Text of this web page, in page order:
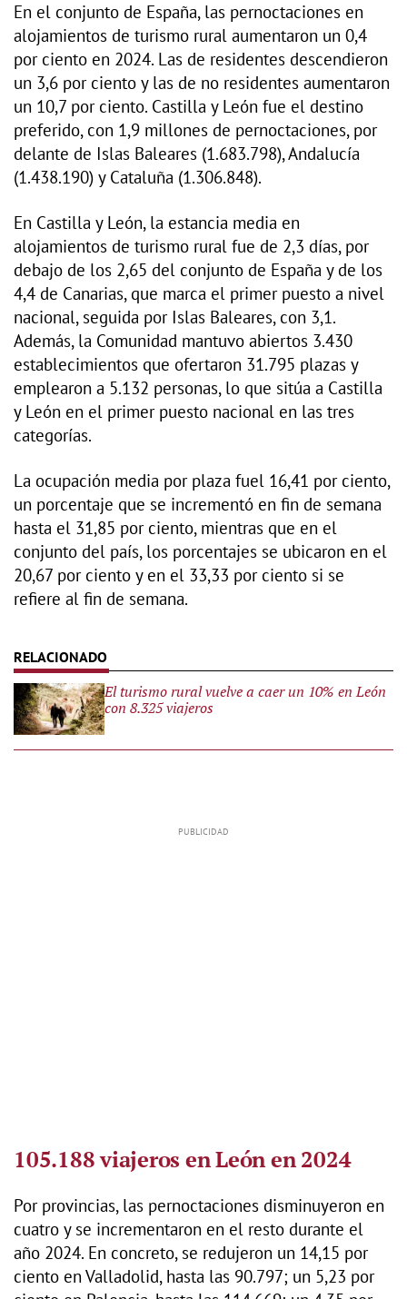
En el conjunto de España, las pernoctaciones en
alojamientos de turismo rural aumentaron un 0,4
por ciento en 2024. Las de residentes descendieron
un 3,6 por ciento y las de no residentes aumentaron
un 10,7 por ciento. Castilla y León fue el destino
preferido, con 1,9 millones de pernoctaciones, por
delante de Islas Baleares (1.683.798), Andalucía
(1.438.190) y Cataluña (1.306.848).
En Castilla y León, la estancia media en
alojamientos de turismo rural fue de 2,3 días, por
debajo de los 2,65 del conjunto de España y de los
4,4 de Canarias, que marca el primer puesto a nivel
nacional, seguida por Islas Baleares, con 3,1.
Además, la Comunidad mantuvo abiertos 3.430
establecimientos que ofertaron 31.795 plazas y
emplearon a 5.132 personas, lo que sitúa a Castilla
y León en el primer puesto nacional en las tres
categorías.
La ocupación media por plaza fuel 16,41 por ciento,
un porcentaje que se incrementó en fin de semana
hasta el 31,85 por ciento, mientras que en el
conjunto del país, los porcentajes se ubicaron en el
20,67 por ciento y en el 33,33 por ciento si se
refiere al fin de semana.
El turismo rural vuelve a caer un 10% en León
con 8.325 viajeros
105.188 viajeros en León en 2024
Por provincias, las pernoctaciones disminuyeron en
cuatro y se incrementaron en el resto durante el
año 2024. En concreto, se redujeron un 14,15 por
ciento en Valladolid, hasta las 90.797; un 5,23 por